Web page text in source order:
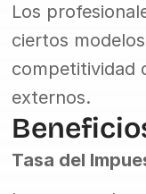
Los
ciertos
competitividad
externos.
Tasa del